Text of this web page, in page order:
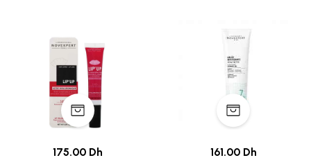
175.00 Dh 161.00 Dh